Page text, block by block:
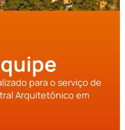
para o serviço de
Arquitetônico em